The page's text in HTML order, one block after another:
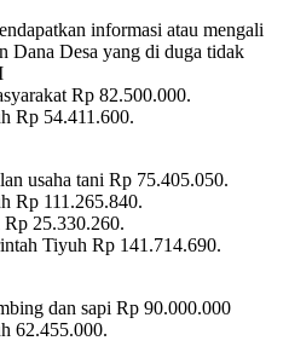
informasi atau mengali
Dana Desa yang di duga tidak
Rp 82.500.000.
Rp 54.411.600.
usaha tani Rp 75.405.050.
Rp 111.265.840.
Rp 25.330.260.
Tiyuh Rp 141.714.690.
dan sapi Rp 90.000.000
62.455.000.